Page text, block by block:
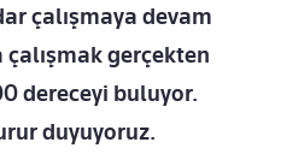
çalışmaya devam
çalışmak gerçekten
dereceyi buluyor.
duyuyoruz.